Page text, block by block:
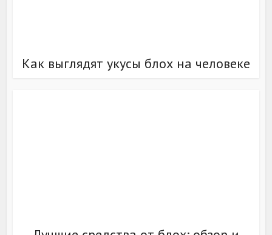
Как выглядят укусы блох на человеке